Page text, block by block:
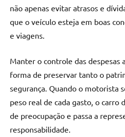
não apenas evitar atrasos e
que o veículo esteja em boas
e viagens.
Manter o controle das despesas
forma de preservar tanto o
segurança. Quando o motorista
peso real de cada gasto, o carro
de preocupação e passa a
responsabilidade.